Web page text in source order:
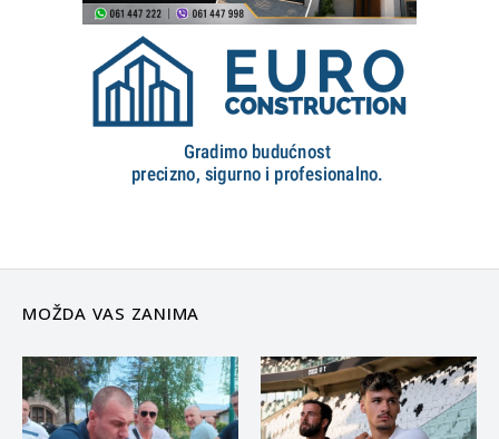
MOŽDA VAS ZANIMA